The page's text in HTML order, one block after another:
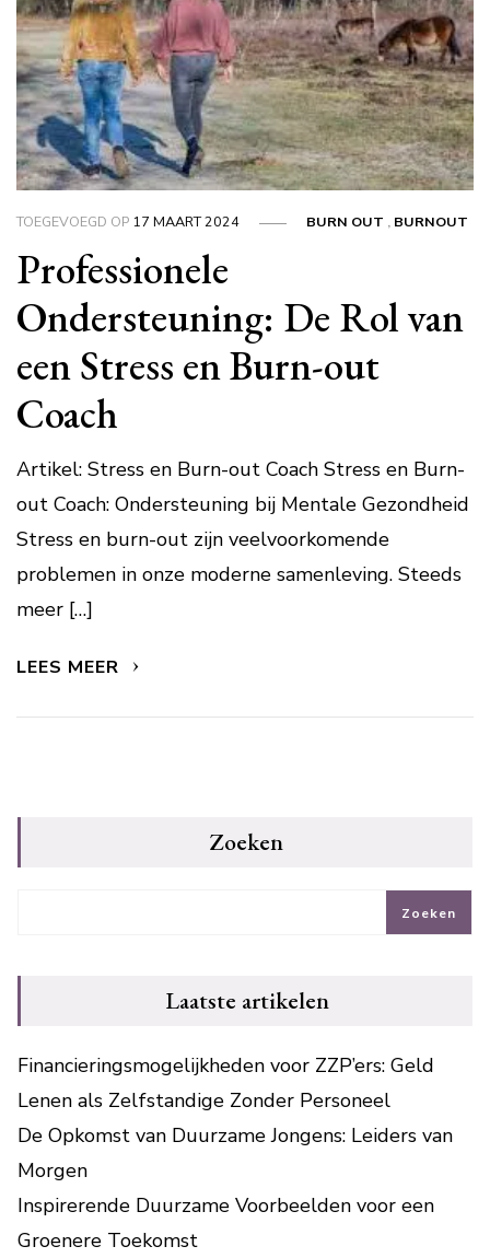
TOEGEVOEGD OP 17 MAART 2024 BURN OUT , BURNOUT
Professionele
Ondersteuning: De Rol van
een Stress en Burn-out
Coach
Artikel: Stress en Burn-out Coach Stress en Burn-
out Coach: Ondersteuning bij Mentale Gezondheid
Stress en burn-out zijn veelvoorkomende
problemen in onze moderne samenleving. Steeds
meer […]
LEES MEER
Zoeken
Zoeken
Laatste artikelen
Financieringsmogelijkheden voor ZZP’ers: Geld
Lenen als Zelfstandige Zonder Personeel
De Opkomst van Duurzame Jongens: Leiders van
Morgen
Inspirerende Duurzame Voorbeelden voor een
Groenere Toekomst